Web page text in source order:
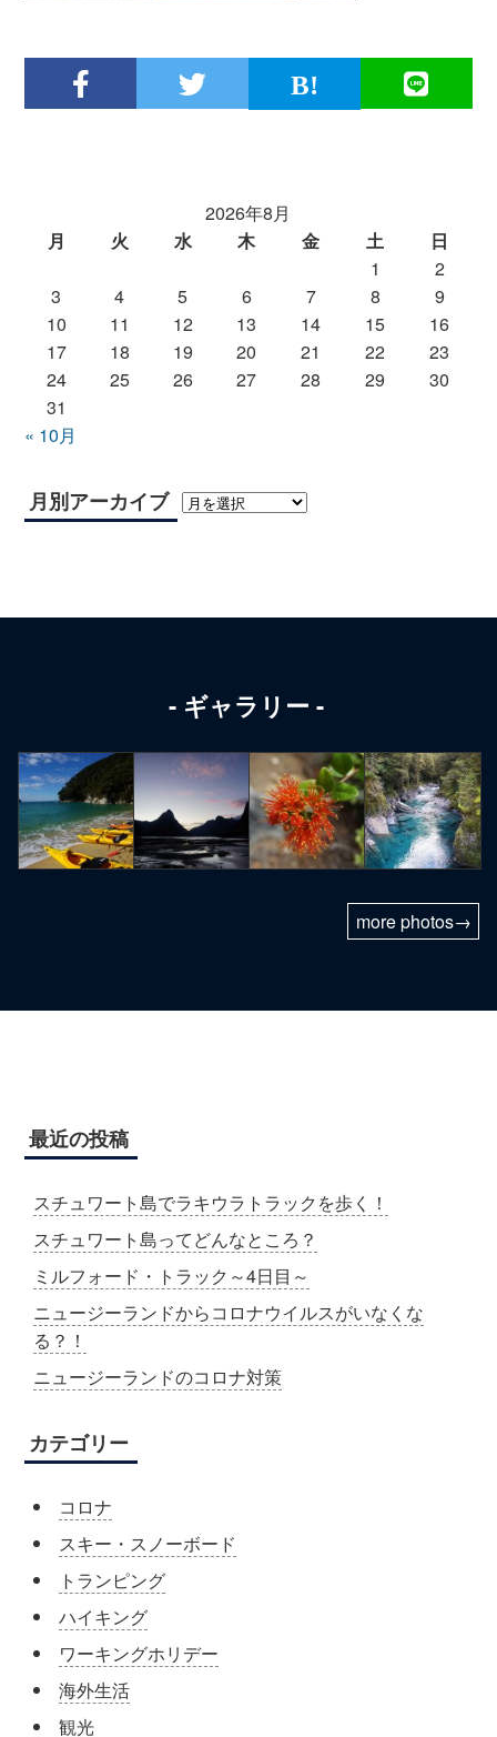
2026年8月
月
火 水 木 金 土
日
1
2
3
4 5 6 7 8
9
10
11 12 13 14 15
16
17
18 19 20 21 22
23
24
25 26 27 28 29
30
31
« 10月
月別アーカイブ
ギャラリー
more photos→
最近の投稿
スチュワート島でラキウラトラックを歩く！
スチュワート島ってどんなところ？
ミルフォード・トラック～4日目～
ニュージーランドからコロナウイルスがいなくな
る？！
ニュージーランドのコロナ対策
カテゴリー
コロナ
スキー・スノーボード
トランピング
ハイキング
ワーキングホリデー
海外生活
観光